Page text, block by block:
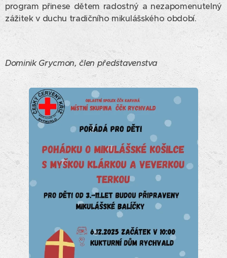
program přinese dětem radostný a nezapomenutelný
zážitek v duchu tradičního mikulášského období.
Dominik Grycmon, člen představenstva